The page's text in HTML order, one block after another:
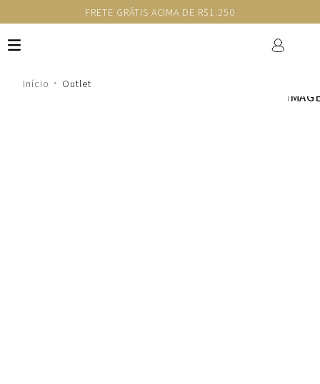
FRETE GRÁTIS ACIMA DE R$1.250
Outlet